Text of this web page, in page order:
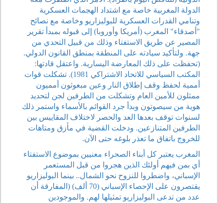
الدولة المغربية خاصة مع اشتداد الهجمات العسكرية
وتنامي القدرات العسكرية للبوليزاريو وخاصة مع نصائح
"أصدقاء" المغرب (أمريكا وأوروبا) إلى قبوله بمبدأ تقرير
المصير عن طريق الاستفتاء وذلك من قبيل التحدي من
جهة. ولتأكيد سيادته على المنطقة بمنطق القانون الدولي.
(تحفظت على ذلك المعارضة اليسارية. واعتقل قادتها:
المكتب السياسي للاتحاد الاشتراكي 1981). تشكلت قوات
أممية لحفظ وقف إطلاق النار وعين مبعوثون أمميون
ممثلون للأمين العام وتشكلت من الطرفين لجن لتحديد
هوية من سيصوتون وبدأ جرد القوائم بالأسماء واستمر ذلك
لسنوات توقف بعدها العد والحصر لاختلاف المقاييس بين
الطرفين المتنازعين. ودخلت القضية في مأزق ومتاهات
للخروج باتفاق ما تعذر بلوغه حتى الآن.
المغرب يعتبر كل أبناء الصحراء معنيين بموضوع الاستفتاء
أي بمن فيهم أولئك الذين هجروا من قبل المستعمر
الإسباني، واضطروا للنزوح نحو الشمال.. بينما البوليزاريو
يقتصرون على الإحصاء الإسباني (70 ألف) (المفارقة أن
عدد من تدعى البوليزاريو تمثيلها لهم. والموجودين